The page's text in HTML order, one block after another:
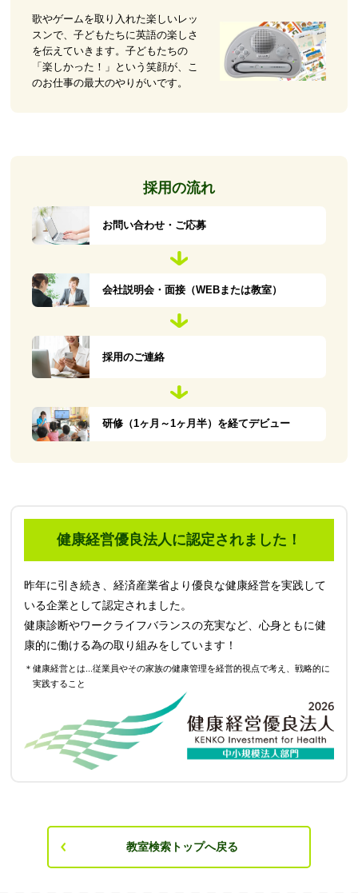
歌やゲームを取り入れた楽しいレッ
スンで、子どもたちに英語の楽しさ
を伝えていきます。子どもたちの
「楽しかった！」という笑顔が、こ
のお仕事の最大のやりがいです。
採用の流れ
お問い合わせ・ご応募
会社説明会・面接（WEBまたは教室）
採用のご連絡
研修（1ヶ月～1ヶ月半）を経てデビュー
健康経営優良法人に認定されました！
昨年に引き続き、経済産業省より優良な健康経営を実践して
いる企業として認定されました。
健康診断やワークライフバランスの充実など、心身ともに健
康的に働ける為の取り組みをしています！
＊健康経営とは...従業員やその家族の健康管理を経営的視点で考え、戦略的に
実践すること
教室検索トップへ戻る